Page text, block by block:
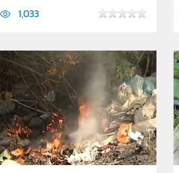
1,033